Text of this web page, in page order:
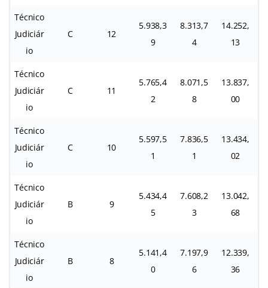
Técnico
Judiciár
io
C 12
5.938,3
9
8.313,7
4
14.252,
13
Técnico
Judiciár
io
C 11
5.765,4
2
8.071,5
8
13.837,
00
Técnico
Judiciár
io
C 10
5.597,5
1
7.836,5
1
13.434,
02
Técnico
Judiciár
io
B 9
5.434,4
5
7.608,2
3
13.042,
68
Técnico
Judiciár
io
B 8
5.141,4
0
7.197,9
6
12.339,
36